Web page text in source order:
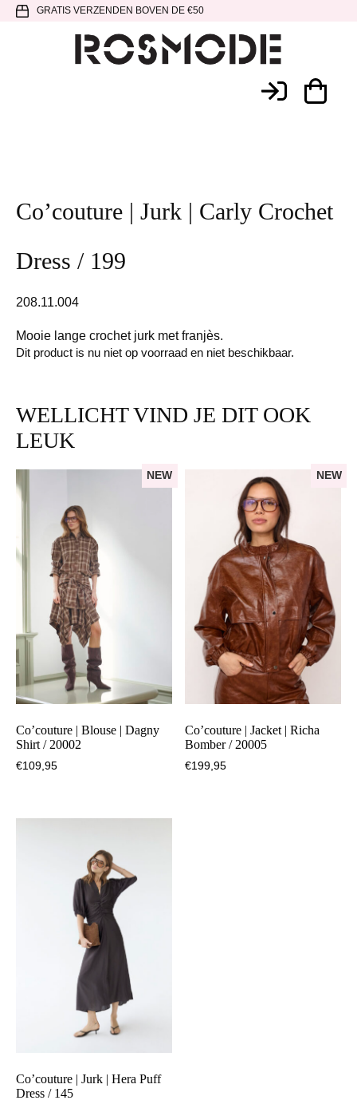
Spring
hoofdnavigatie
Door
SpringGRATIS VERZENDEN BOVEN DE €50
Co’couture | Jurk | Carly Crochet
Dress / 199
208.11.004
Mooie lange crochet jurk met franjès.
Dit product is nu niet op voorraad en niet beschikbaar.
WELLICHT VIND JE DIT OOK
LEUK
NEW
Co’couture | Blouse | Dagny
Shirt / 20002
€109,95
NEW
Co’couture | Jacket | Richa
Bomber / 20005
€199,95
Co’couture | Jurk | Hera Puff
Dress / 145